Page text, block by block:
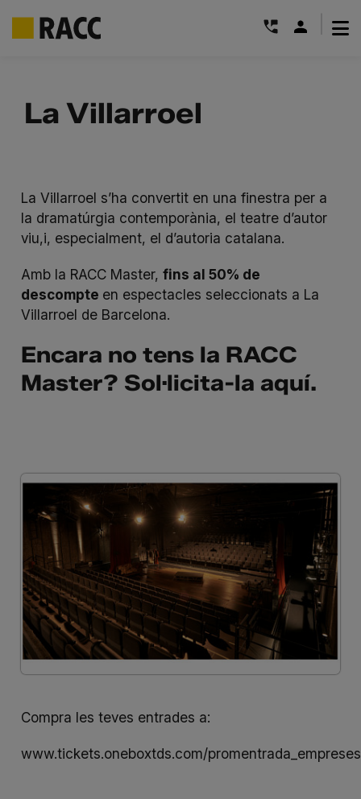
contentLa Villarroel
La Villarroel s’ha convertit en una finestra per a
la dramatúrgia contemporània, el teatre d’autor
viu,i, especialment, el d’autoria catalana.
Amb la RACC Master, fins al 50% de
descompte en espectacles seleccionats a La
Villarroel de Barcelona.
Encara no tens la RACC
Master? Sol·licita-la aquí.
Compra les teves entrades a:
www.tickets.oneboxtds.com/